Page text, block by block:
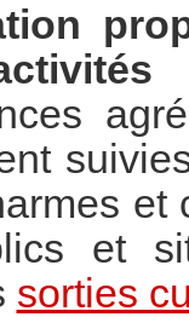
et
et
sorties